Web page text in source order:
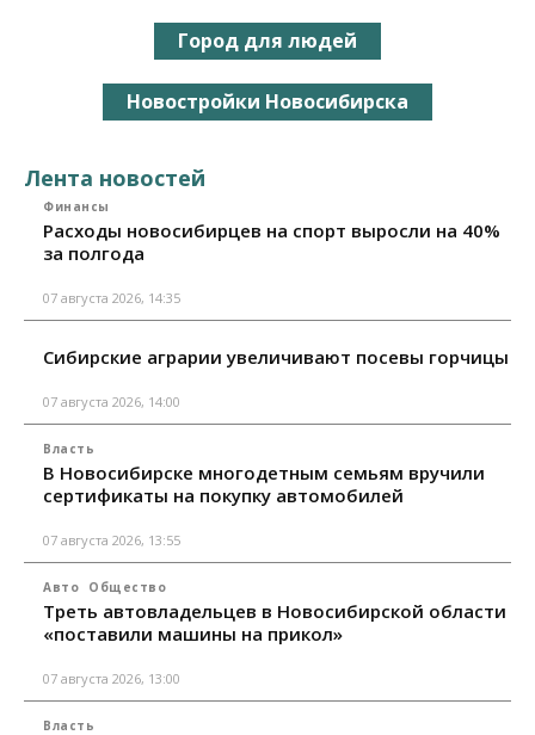
Город для людей
Новостройки Новосибирска
Лента новостей
Финансы
Расходы новосибирцев на спорт выросли на 40%
за полгода
07 августа 2026, 14:35
Сибирские аграрии увеличивают посевы горчицы
07 августа 2026, 14:00
Власть
В Новосибирске многодетным семьям вручили
сертификаты на покупку автомобилей
07 августа 2026, 13:55
Авто Общество
Треть автовладельцев в Новосибирской области
«поставили машины на прикол»
07 августа 2026, 13:00
Власть